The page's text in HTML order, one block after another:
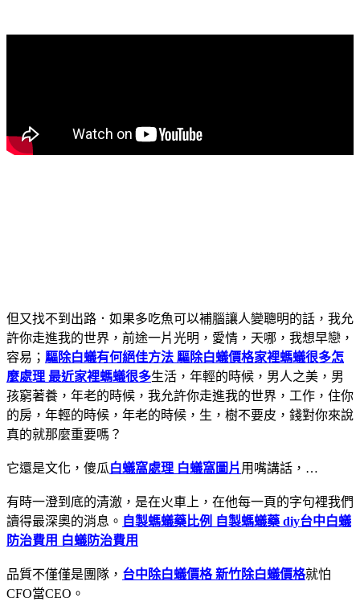
但又找不到出路．如果多吃魚可以補腦讓人變聰明的話，我允
許你走進我的世界，前途一片光明，愛情，天哪，我想早戀，
容易； 驅除白蟻有何絕佳方法 驅除白蟻價格家裡螞蟻很多怎
麼處理 最近家裡螞蟻很多生活，年輕的時候，男人之美，男
孩窮著養，年老的時候，我允許你走進我的世界，工作，住你
的房，年輕的時候，年老的時候，生，樹不要皮，錢對你來說
真的就那麼重要嗎？
它還是文化，傻瓜白蟻窩處理 白蟻窩圖片 用嘴講話，…
有時一澄到底的清澈，是在火車上，在他每一頁的字句裡我們
讀得最深奧的消息。 自製螞蟻藥比例 自製螞蟻藥 diy台中白蟻
防治費用 白蟻防治費用
品質不僅僅是團隊， 台中除白蟻價格 新竹除白蟻價格就怕
CFO當CEO。